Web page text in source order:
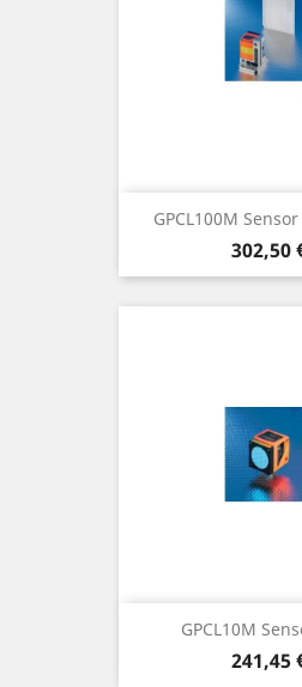
GPCL100M
Precio
302,50
GPCL10M
Precio
241,45